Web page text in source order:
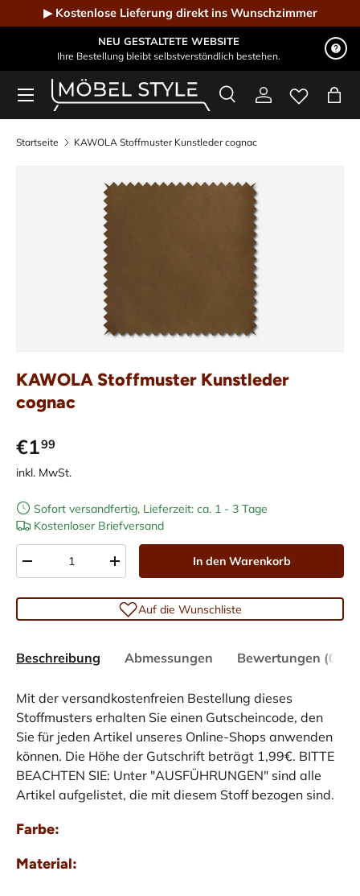
Direkt zum Inhalt
▶ Kostenlose Lieferung direkt ins Wunschzimmer
NEU GESTALTETE WEBSITE
Ihre Bestellung bleibt selbstverständlich bestehen.
Möbel Style - Der Online-Shop für Designmöbel
Suchen
SucheEinloggen
Menü
Startseite KAWOLA Stoffmuster Kunstleder cognac
KAWOLA Stoffmuster Kunstleder
cognac
€199
inkl. MwSt.
Sofort versandfertig, Lieferzeit: ca. 1 - 3 Tage
Kostenloser Briefversand
-
+ In den Warenkorb
Auf die Wunschliste
Beschreibung Abmessungen Bewertungen (0)
Mit der versandkostenfreien Bestellung dieses
Stoffmusters erhalten Sie einen Gutscheincode, den
Sie für jeden Artikel unseres Online-Shops anwenden
können. Die Höhe der Gutschrift beträgt 1,99€. BITTE
BEACHTEN SIE: Unter "AUSFÜHRUNGEN" sind alle
Artikel aufgelistet, die mit diesem Stoff bezogen sind.
Farbe:
Material: